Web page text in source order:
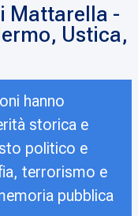
Mattarella -
Ustica,
hanno
storica e
politico e
terrorismo e
pubblica